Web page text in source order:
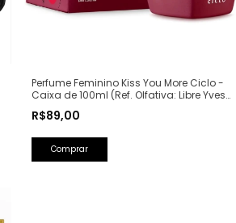
Perfume Feminino Kiss You More Ciclo -
Caixa de 100ml (Ref. Olfativa: Libre Yves
R$89,00